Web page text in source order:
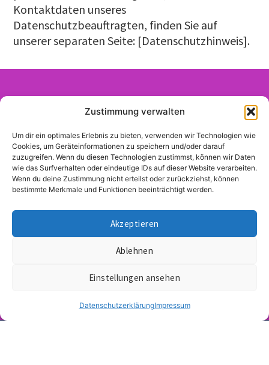
Zustimmung verwalten
Um dir ein optimales Erlebnis zu bieten, verwenden wir Technologien wie
Cookies, um Geräteinformationen zu speichern und/oder darauf
zuzugreifen. Wenn du diesen Technologien zustimmst, können wir Daten
wie das Surfverhalten oder eindeutige IDs auf dieser Website verarbeiten.
Wenn du deine Zustimmung nicht erteilst oder zurückziehst, können
bestimmte Merkmale und Funktionen beeinträchtigt werden.
Akzeptieren
Ablehnen
Einstellungen ansehen
DatenschutzerklärungImpressum
Kontaktdaten unseres
Datenschutzbeauftragten, finden Sie auf
unserer separaten Seite: [Datenschutzhinweis].
Parinejad
Start
Mein Programm
Über mich
Unterstützer
Unterschriftenkampagne
Presse
Email:
bochum@pardis-
parinejad.de